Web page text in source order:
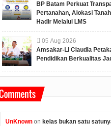
BP Batam Perkuat
Pertanahan, Alokasi
Hadir Melalui LMS
05 Aug 2026
Amsakar-Li Claudia
Pendidikan Berkualitas
Unknownon konjen india di